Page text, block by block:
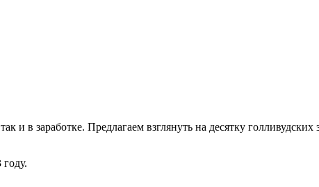
в заработке. Предлагаем взглянуть на десятку голливудских